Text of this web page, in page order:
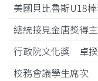
美國貝比魯斯U18
總統接見金唐獎得
行政院文化獎 卓
校務會議學生席